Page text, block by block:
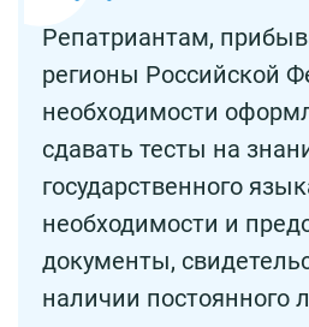
Репатриантам,
регионы Российской
необходимости
сдавать тесты на
государственного
необходимости и
документы,
наличии постоянного